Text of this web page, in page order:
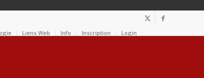
Liens Web Info Inscription Login